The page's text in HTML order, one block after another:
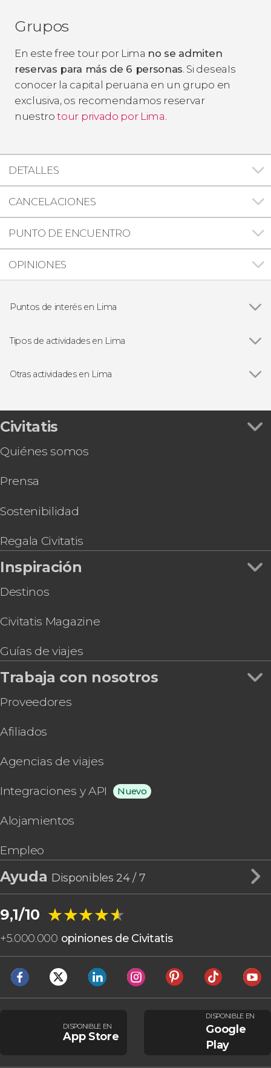
Grupos
En este free tour por Lima no se admiten
reservas para más de 6 personas. Si deseaIs
conocer la capital peruana en un grupo en
exclusiva, os recomendamos reservar
nuestrotour privado por Lima.
DETALLES
CANCELACIONES
PUNTO DE ENCUENTRO
OPINIONES
Puntos de interés en Lima
Miraflores
Convento de Santo Domingo
Tipos de actividades en Lima
Free tours en Lima
Excursiones de varios días desde Lima
Tour en bicicleta en Lima
Senderismo / Trekking
Otras actividades en Lima
Excursión de 2 días a Paracas y Huacachina
Tour por Miraflores y Huaca Pucllana
Tour por Lima + Visita al Museo de Oro del Perú
Tour de los fantasmas del cementerio
Tour por Pachacamac + Exhibición de caballos
Tour por las iglesias de Lima
Convento de Santo Domingo + Casa del Oidor o
Museo Larco
Civitatis
Quiénes somos
Prensa
Sostenibilidad
Regala Civitatis
Inspiración
Destinos
Civitatis Magazine
Guías de viajes
Trabaja con nosotros
Proveedores
Afiliados
Agencias de viajes
Integraciones y API Nuevo
Alojamientos
Empleo
Ayuda Disponibles 24 / 7
9,1/10 ★★★★★
★★★★★
+5.000.000 opiniones de Civitatis
DISPONIBLE EN
App Store
DISPONIBLE EN
Google
Play